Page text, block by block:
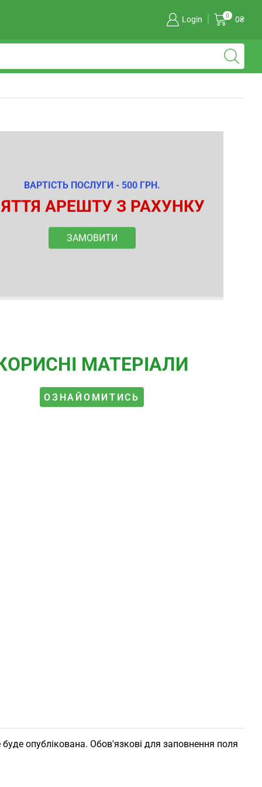
Login 0 0₴
ВАРТІСТЬ ПОСЛУГИ - 500 ГРН.
АРЕШТУ З РАХУНКУ
ЗАМОВИТИ
МАТЕРІАЛИ
ОЗНАЙОМИТИСЬ
опублікована. Обов'язкові для заповнення поля